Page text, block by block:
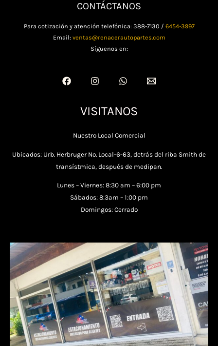
CONTÁCTANOS
Para cotización y atención telefónica: 388-7130 / 6454-3997
Email: ventas@renacerautopartes.com
Síguenos en:
VISITANOS
Nuestro Local Comercial
Ubicados: Urb. Herbruger No. Local-6-63, detrás del riba Smith de
transístmica, después de medipan.
Lunes – Viernes: 8:30 am – 6:00 pm
Sábados: 8:3am – 1:00 pm
Domingos: Cerrado